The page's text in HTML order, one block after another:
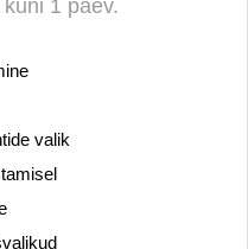
1 päev.
valik